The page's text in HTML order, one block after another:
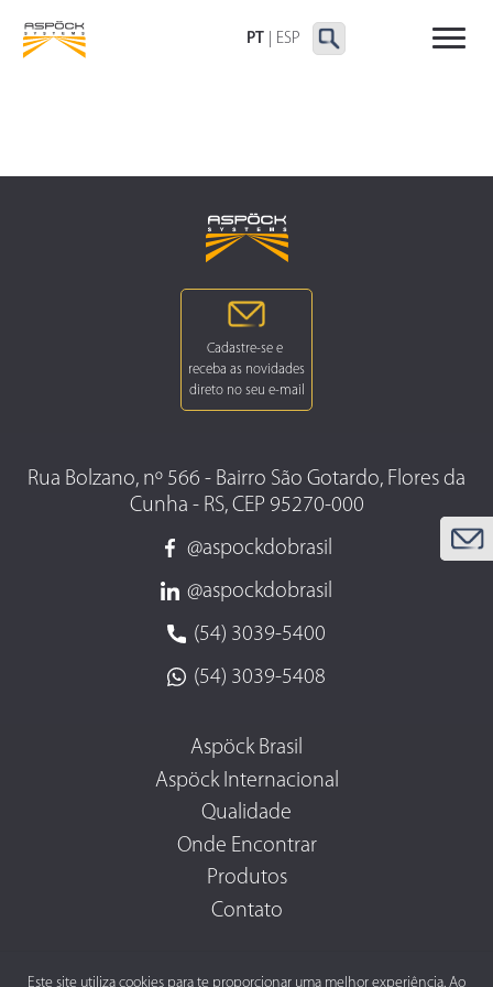
PT ESP
DELIMITADORAS E
LATERAIS
Este site utiliza cookies para te proporcionar uma melhor experiência. Ao
Rua Bolzano, nº 566 - Bairro São Gotardo, Flores da
Cunha - RS, CEP 95270-000
@aspockdobrasil
@aspockdobrasil
(54) 3039-5400
(54) 3039-5408
Aspöck Brasil
Aspöck Internacional
Qualidade
Onde Encontrar
Produtos
Contato